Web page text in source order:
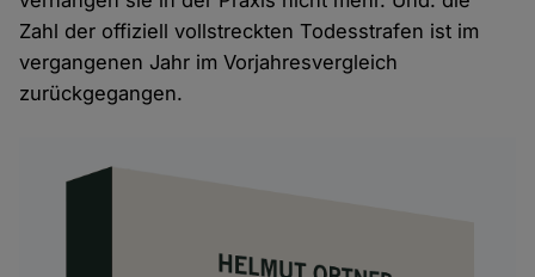
Zahl der offiziell vollstreckten Todesstrafen ist im
vergangenen Jahr im Vorjahresvergleich
zurückgegangen.